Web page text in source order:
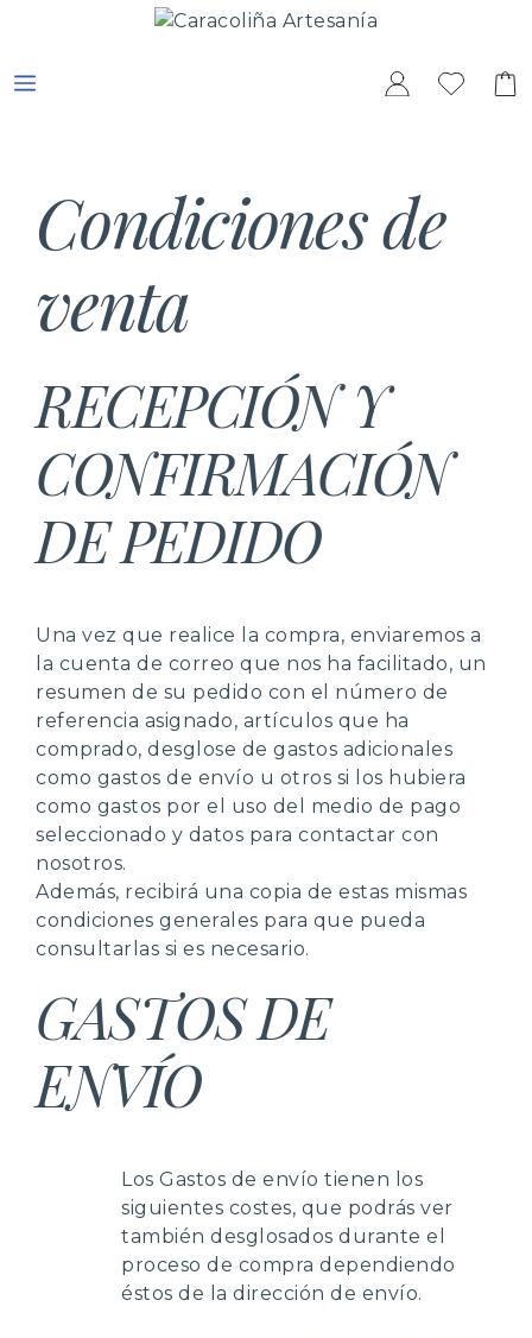
contenido
MENÚ
Condiciones de
venta
RECEPCIÓN Y
CONFIRMACIÓN
DE PEDIDO
Una vez que realice la compra, enviaremos a
la cuenta de correo que nos ha facilitado, un
resumen de su pedido con el número de
referencia asignado, artículos que ha
comprado, desglose de gastos adicionales
como gastos de envío u otros si los hubiera
como gastos por el uso del medio de pago
seleccionado y datos para contactar con
nosotros.
Además, recibirá una copia de estas mismas
condiciones generales para que pueda
consultarlas si es necesario.
GASTOS DE
ENVÍO
Los Gastos de envío tienen los
siguientes costes, que podrás ver
también desglosados durante el
proceso de compra dependiendo
éstos de la dirección de envío.